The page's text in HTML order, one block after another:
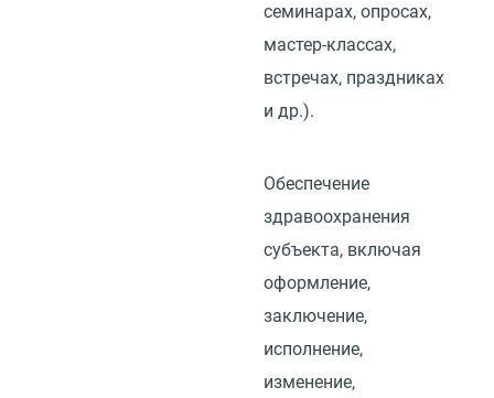
семинарах, опросах,
мастер-классах,
встречах, праздниках
и др.).
Обеспечение
здравоохранения
субъекта, включая
оформление,
заключение,
исполнение,
изменение,